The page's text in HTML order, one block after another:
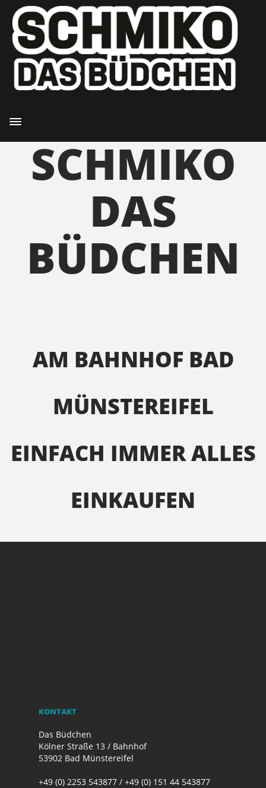
Toggle navigation
SO HEISSEN WIR
SCHMIKO
DAS
BÜDCHEN
AM BAHNHOF BAD
MÜNSTEREIFEL
EINFACH IMMER ALLES
EINKAUFEN
KONTAKT
Das Büdchen
Kölner Straße 13 / Bahnhof
53902 Bad Münstereifel
+49 (0) 2253 543877 / +49 (0) 151 44 543877